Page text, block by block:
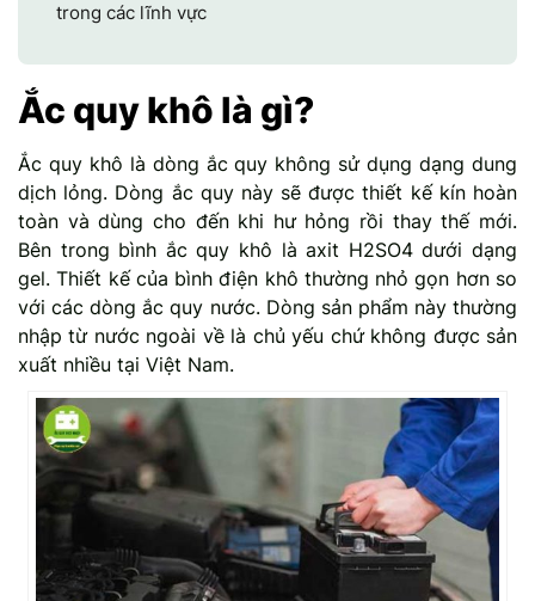
trong các lĩnh vực
Ắc quy khô là gì?
Ắc quy khô là dòng ắc quy không sử dụng dạng dung
dịch lỏng. Dòng ắc quy này sẽ được thiết kế kín hoàn
toàn và dùng cho đến khi hư hỏng rồi thay thế mới.
Bên trong bình ắc quy khô là axit H2SO4 dưới dạng
gel. Thiết kế của bình điện khô thường nhỏ gọn hơn so
với các dòng ắc quy nước. Dòng sản phẩm này thường
nhập từ nước ngoài về là chủ yếu chứ không được sản
xuất nhiều tại Việt Nam.